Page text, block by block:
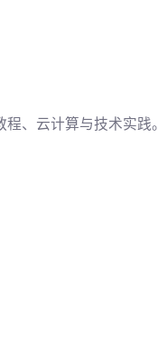
、云计算与技术实践。